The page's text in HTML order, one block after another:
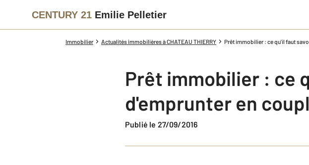
CENTURY 21 Emilie Pelletier
Immobilier Actualités immobilières à CHATEAU THIERRY Prêt immobilier : ce qu'il faut
Prêt immobilier : ce
d'emprunter en
Publié le 27/09/2016